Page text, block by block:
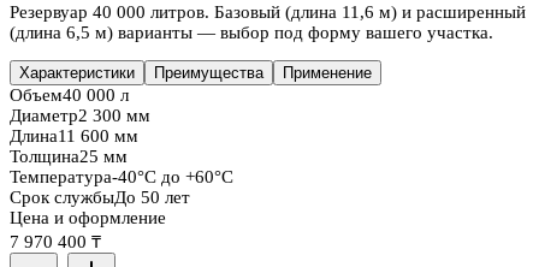
Резервуар 40 000 литров. Базовый (длина 11,6 м) и расширенный
(длина 6,5 м) варианты — выбор под форму вашего участка.
Характеристики Преимущества Применение
Объем40 000 л
Диаметр2 300 мм
Длина11 600 мм
Толщина25 мм
Температура-40°C до +60°C
Срок службыДо 50 лет
Цена и оформление
7 970 400 ₸